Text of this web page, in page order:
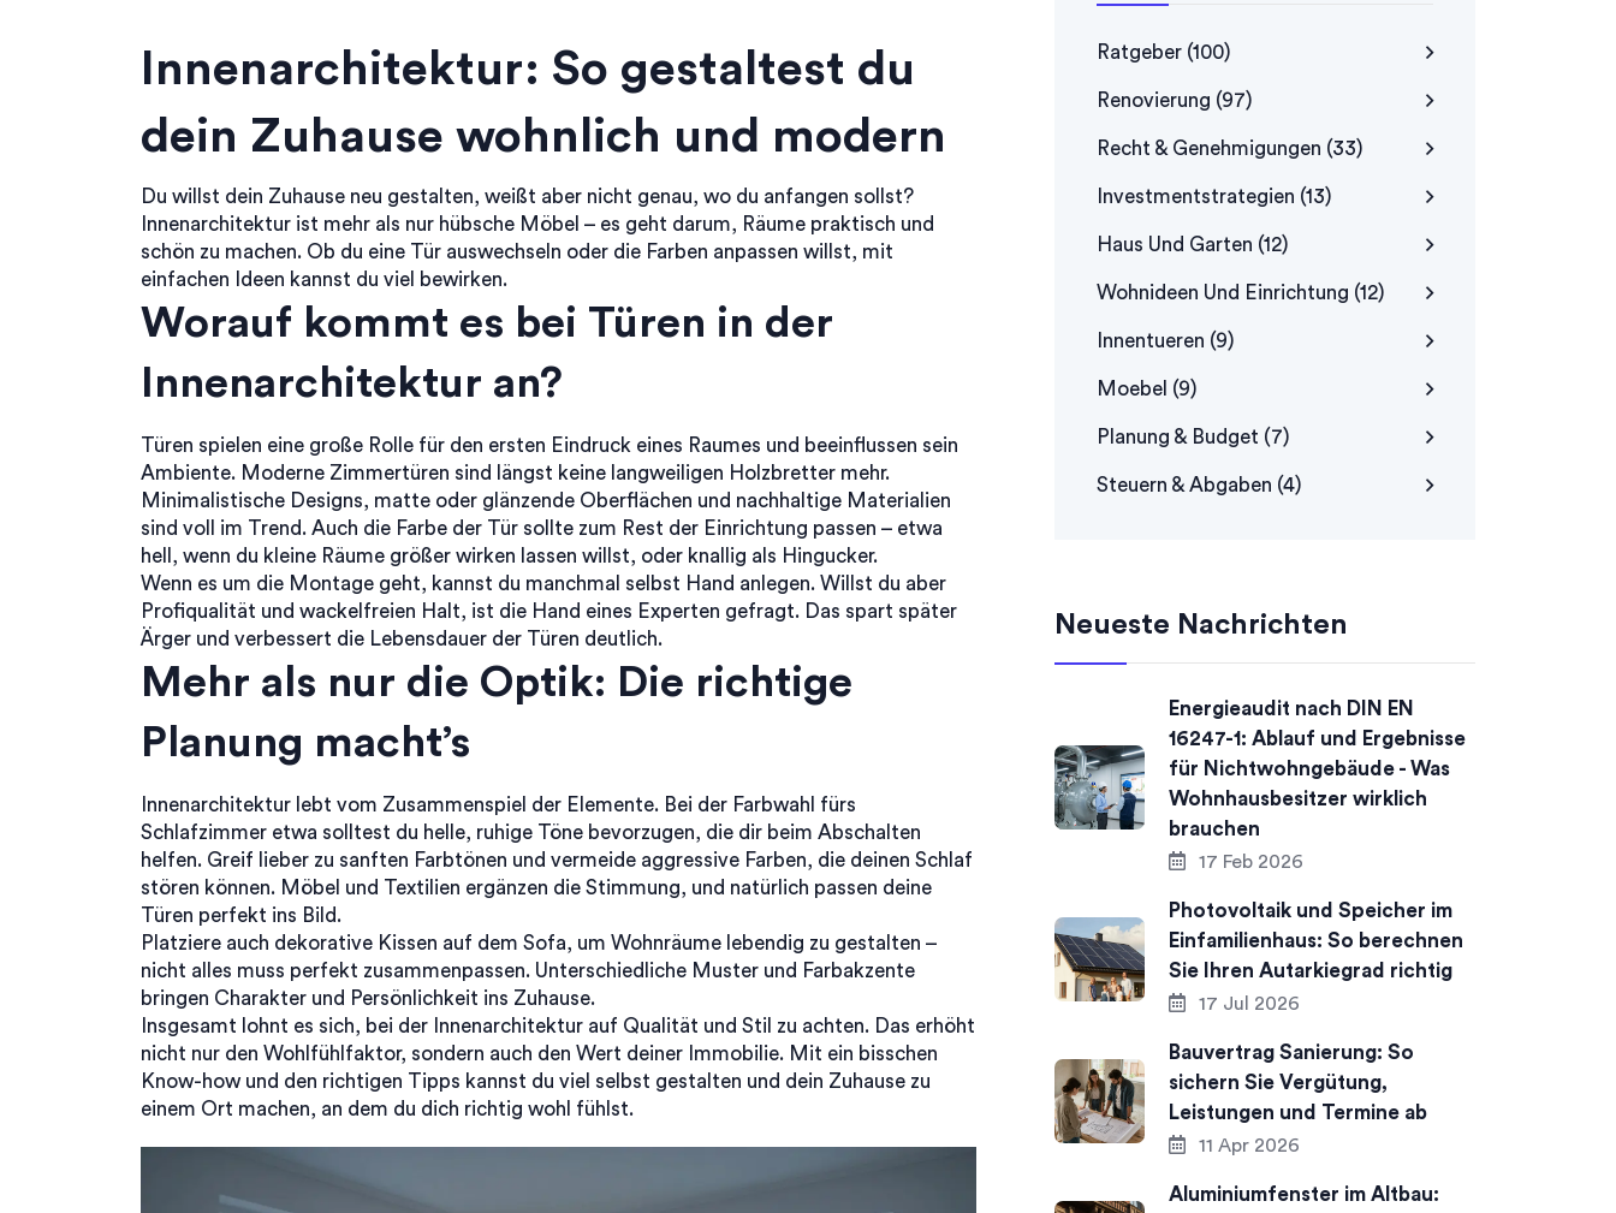
Innenarchitektur: So gestaltest du
dein Zuhause wohnlich und modern
Du willst dein Zuhause neu gestalten, weißt aber nicht genau, wo du anfangen sollst?
Innenarchitektur ist mehr als nur hübsche Möbel – es geht darum, Räume praktisch und
schön zu machen. Ob du eine Tür auswechseln oder die Farben anpassen willst, mit
einfachen Ideen kannst du viel bewirken.
Worauf kommt es bei Türen in der
Innenarchitektur an?
Türen spielen eine große Rolle für den ersten Eindruck eines Raumes und beeinflussen sein
Ambiente. Moderne Zimmertüren sind längst keine langweiligen Holzbretter mehr.
Minimalistische Designs, matte oder glänzende Oberflächen und nachhaltige Materialien
sind voll im Trend. Auch die Farbe der Tür sollte zum Rest der Einrichtung passen – etwa
hell, wenn du kleine Räume größer wirken lassen willst, oder knallig als Hingucker.
Wenn es um die Montage geht, kannst du manchmal selbst Hand anlegen. Willst du aber
Profiqualität und wackelfreien Halt, ist die Hand eines Experten gefragt. Das spart später
Ärger und verbessert die Lebensdauer der Türen deutlich.
Mehr als nur die Optik: Die richtige
Planung macht’s
Innenarchitektur lebt vom Zusammenspiel der Elemente. Bei der Farbwahl fürs
Schlafzimmer etwa solltest du helle, ruhige Töne bevorzugen, die dir beim Abschalten
helfen. Greif lieber zu sanften Farbtönen und vermeide aggressive Farben, die deinen Schlaf
stören können. Möbel und Textilien ergänzen die Stimmung, und natürlich passen deine
Türen perfekt ins Bild.
Platziere auch dekorative Kissen auf dem Sofa, um Wohnräume lebendig zu gestalten –
nicht alles muss perfekt zusammenpassen. Unterschiedliche Muster und Farbakzente
bringen Charakter und Persönlichkeit ins Zuhause.
Insgesamt lohnt es sich, bei der Innenarchitektur auf Qualität und Stil zu achten. Das erhöht
nicht nur den Wohlfühlfaktor, sondern auch den Wert deiner Immobilie. Mit ein bisschen
Know-how und den richtigen Tipps kannst du viel selbst gestalten und dein Zuhause zu
einem Ort machen, an dem du dich richtig wohl fühlst.
Ratgeber (100)
Renovierung (97)
Recht & Genehmigungen (33)
Investmentstrategien (13)
Haus Und Garten (12)
Wohnideen Und Einrichtung (12)
Innentueren (9)
Moebel (9)
Planung & Budget (7)
Steuern & Abgaben (4)
Neueste Nachrichten
Energieaudit nach DIN EN
16247-1: Ablauf und Ergebnisse
für Nichtwohngebäude - Was
Wohnhausbesitzer wirklich
brauchen
17 Feb 2026
Photovoltaik und Speicher im
Einfamilienhaus: So berechnen
Sie Ihren Autarkiegrad richtig
17 Jul 2026
Bauvertrag Sanierung: So
sichern Sie Vergütung,
Leistungen und Termine ab
11 Apr 2026
Aluminiumfenster im Altbau: